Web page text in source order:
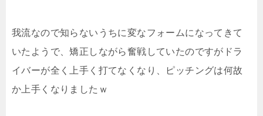
我流なので知らないうちに変なフォームになってきて
いたようで、矯正しながら奮戦していたのですがドラ
イバーが全く上手く打てなくなり、ピッチングは何故
か上手くなりましたｗ